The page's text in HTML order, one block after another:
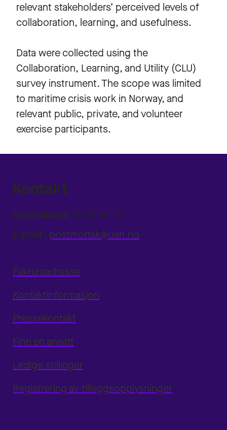
relevant stakeholders’ perceived levels of
collaboration, learning, and usefulness.
Data were collected using the
Collaboration, Learning, and Utility (CLU)
survey instrument. The scope was limited
to maritime crisis work in Norway, and
relevant public, private, and volunteer
exercise participants.
Kontakt
Sentralbord: 31 00 80 00
E-post: postmottak@usn.no
Fakturaadresse
Kontaktinformasjon
Pressekontakt
Finn en ansatt
Ledige stillinger
Registrering av tilleggsopplysninger